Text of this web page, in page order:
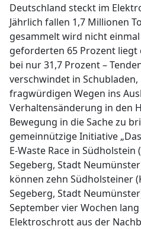
Deutschland steckt im
Jährlich fallen 1,7 Millionen
gesammelt wird nicht
geforderten 65 Prozent liegt
bei nur 31,7 Prozent –
verschwindet in
fragwürdigen Wegen ins
Verhaltensänderung in den
Bewegung in die Sache zu
gemeinnützige Initiative
E-Waste Race in
Segeberg, Stadt
können zehn Südholsteiner
Segeberg, Stadt
September vier Wochen
Elektroschrott aus der